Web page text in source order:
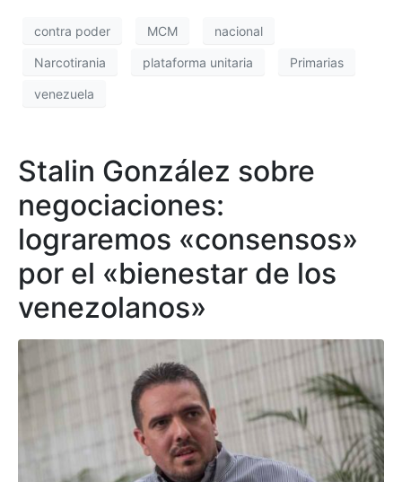
contra poder MCM nacional
Narcotirania plataforma unitaria Primarias
venezuela
Stalin González sobre
negociaciones:
lograremos «consensos»
por el «bienestar de los
venezolanos»